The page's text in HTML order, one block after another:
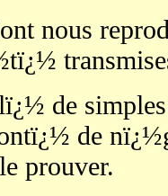
nous
de
de
prouver.